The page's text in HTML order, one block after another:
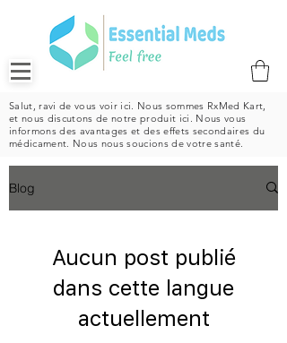
Salut, ravi de vous voir ici. Nous sommes RxMed Kart,
et nous discutons de notre produit ici. Nous vous
informons des avantages et des effets secondaires du
médicament. Nous nous soucions de votre santé.
Blog
Aucun post publié
dans cette langue
actuellement